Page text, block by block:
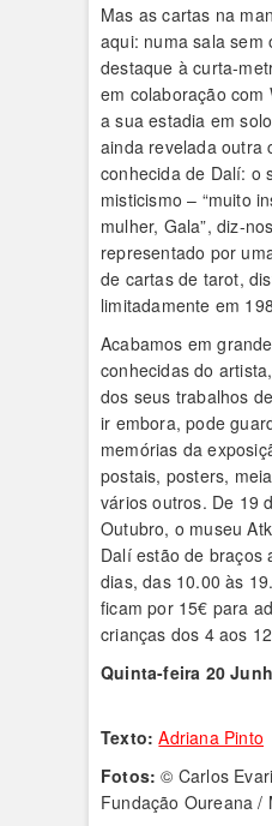
Mas as cartas na
aqui: numa sala sem
destaque à curta-
em colaboração com
a sua estadia em
ainda revelada outra
conhecida de Dalí: o
misticismo – “muito
mulher, Gala”, diz-
representado por
de cartas de tarot,
limitadamente em
Acabamos em
conhecidas do
dos seus trabalhos
ir embora, pode
memórias da
postais, posters,
vários outros. De 19
Outubro, o museu
Dalí estão de braços
dias, das 10.00 às
ficam por 15€ para
crianças dos 4 aos
Quinta-feira 20
Texto: Adriana Pinto
Fotos: © Carlos
Fundação Oureana /